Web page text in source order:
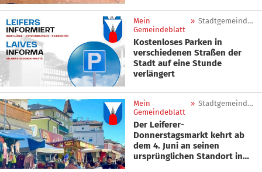
Mein
Gemeindeblatt
» Stadtgemeinde Leifers
Kostenloses Parken in
verschiedenen Straßen der
Stadt auf eine Stunde
verlängert
Mein
Gemeindeblatt
» Stadtgemeinde Leifers
Der Leiferer-
Donnerstagsmarkt kehrt ab
dem 4. Juni an seinen
ursprünglichen Standort in